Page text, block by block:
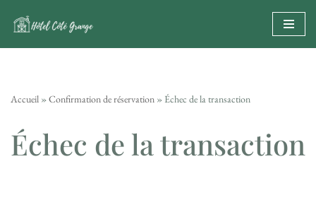
Accueil »Confirmation de réservation » Échec de la transaction
Échec de la transaction